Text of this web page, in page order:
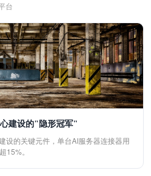
台
建设的"隐形冠军"
设的关键元件，单台AI服务器连接器用
15%。